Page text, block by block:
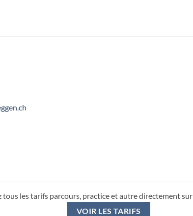
tous les tarifs parcours, practice et autre directement sur
VOIR LES TARIFS